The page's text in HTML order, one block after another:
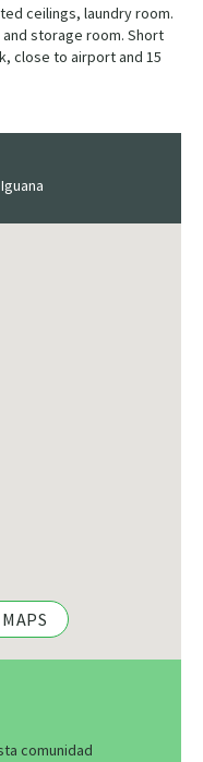
ceilings, laundry room.
storage room. Short
close to airport and 15
comunidad